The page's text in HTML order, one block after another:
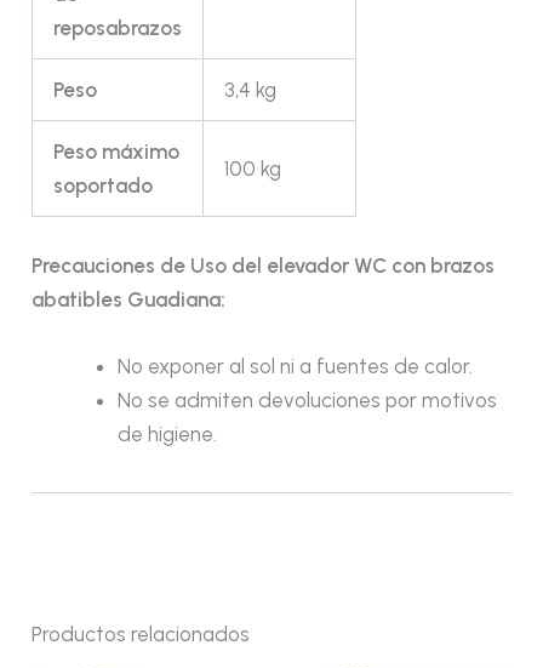
reposabrazos
Peso 3,4 kg
Peso máximo
soportado
100 kg
Precauciones de Uso del elevador WC con brazos
abatibles Guadiana:
No exponer al sol ni a fuentes de calor.
No se admiten devoluciones por motivos
de higiene.
Productos relacionados